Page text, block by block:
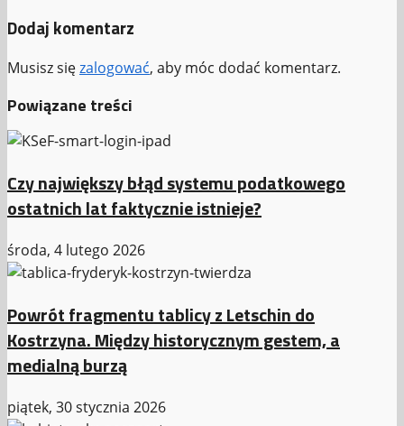
Dodaj komentarz
Musisz sięzalogować, aby móc dodać komentarz.
Powiązane treści
Czy największy błąd systemu podatkowego
ostatnich lat faktycznie istnieje?
środa, 4 lutego 2026
Powrót fragmentu tablicy z Letschin do
Kostrzyna. Między historycznym gestem, a
medialną burzą
piątek, 30 stycznia 2026